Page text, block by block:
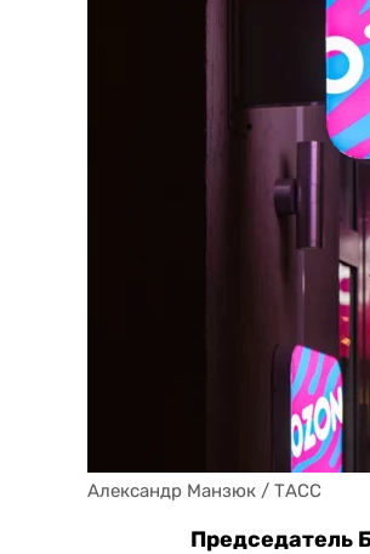
Александр Манзюк / ТАСС
Председатель